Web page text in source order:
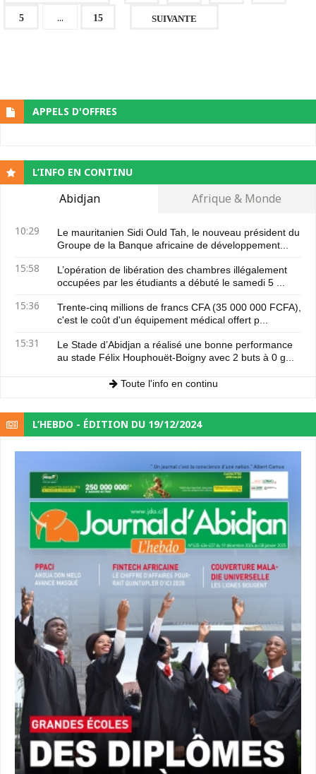
5 ... 15 SUIVANTE
APPELS D'OFFRES
L’INFO EN CONTINU
Abidjan Afrique & Monde
10:29
Le mauritanien Sidi Ould Tah, le nouveau président du
Groupe de la Banque africaine de développement...
15:58
L’opération de libération des chambres illégalement
occupées par les étudiants a débuté le samedi 5 ...
15:36
Trente-cinq millions de francs CFA (35 000 000 FCFA),
c'est le coût d'un équipement médical offert p...
15:31
Le Stade d’Abidjan a réalisé une bonne performance
au stade Félix Houphouët-Boigny avec 2 buts à 0 g...
Toute l'info en continu
L’HEBDO - ÉDITION DU 19/12/2024